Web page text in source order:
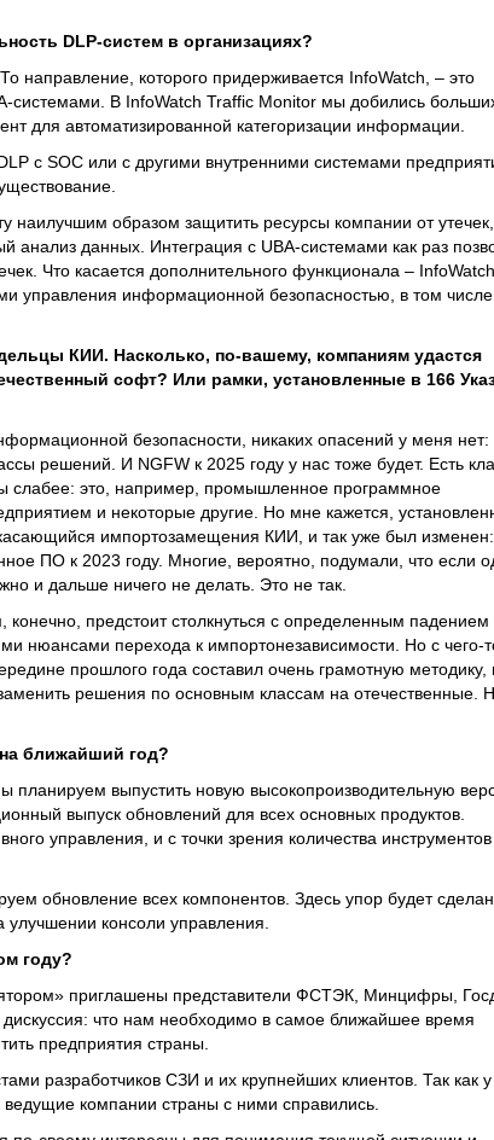
DLP-систем в организациях?
направление, которого придерживается InfoWatch, – это
системами. В InfoWatch Traffic Monitor мы добились
для автоматизированной категоризации информации.
с SOC или с другими внутренними системами
образом защитить ресурсы компании от
анализ данных. Интеграция с UBA-системами как раз
Что касается дополнительного функционала – InfoWatch
управления информационной безопасностью, в том
КИИ. Насколько, по-вашему, компаниям удастся
софт? Или рамки, установленные в 166
безопасности, никаких опасений у меня нет:
решений. И NGFW к 2025 году у нас тоже будет. Есть
слабее: это, например, промышленное программное
и некоторые другие. Но мне кажется,
импортозамещения КИИ, и так уже был изменен:
ПО к 2023 году. Многие, вероятно, подумали, что если
и дальше ничего не делать. Это не так.
предстоит столкнуться с определенным падением
нюансами перехода к импортонезависимости. Но с чего-
прошлого года составил очень грамотную методику,
решения по основным классам на отечественные.
ближайший год?
выпустить новую высокопроизводительную
выпуск обновлений для всех основных продуктов.
управления, и с точки зрения количества
обновление всех компонентов. Здесь упор будет
консоли управления.
году?
приглашены представители ФСТЭК, Минцифры,
что нам необходимо в самое ближайшее время
предприятия страны.
разработчиков СЗИ и их крупнейших клиентов. Так как
ведущие компании страны с ними справились.